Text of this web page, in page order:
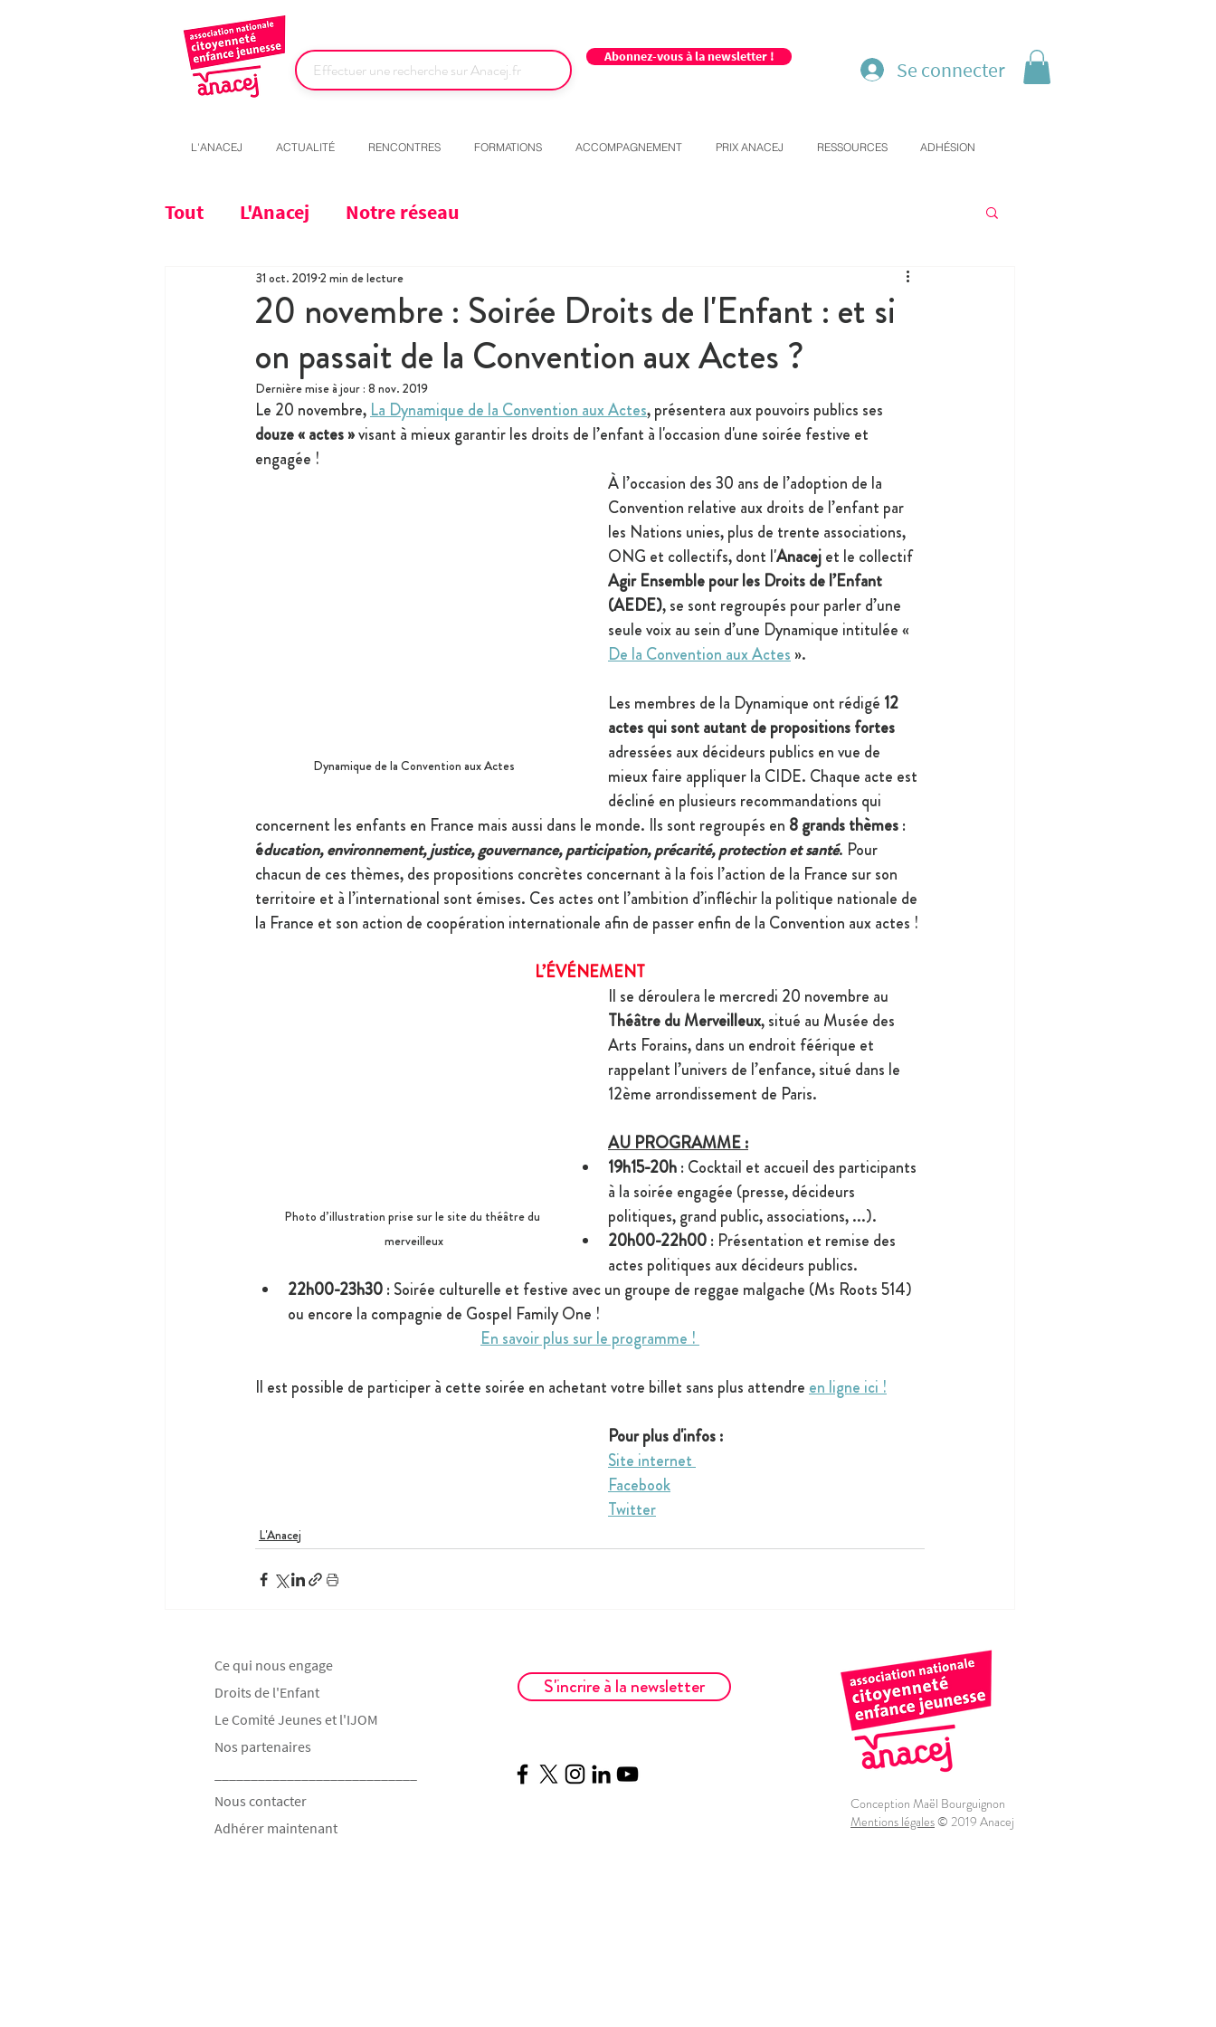
Abonnez-vous à la newsletter !
Se connecter
L'ANACEJ ACTUALITÉ RENCONTRES FORMATIONS ACCOMPAGNEMENT PRIX ANACEJ RESSOURCES ADHÉSION
Tout L'Anacej Notre réseau
20 novembre : Soirée Droits de l'Enfant : et si
on passait de la Convention aux Actes ?
31 oct. 20192 min de lecture
Dernière mise à jour : 8 nov. 2019
Le 20 novembre, La Dynamique de la Convention aux Actes, présentera aux pouvoirs publics ses
douze « actes » visant à mieux garantir les droits de l’enfant à l'occasion d'une soirée festive et
engagée !
Dynamique de la Convention aux Actes
À l’occasion des 30 ans de l’adoption de la
Convention relative aux droits de l’enfant par
les Nations unies, plus de trente associations,
ONG et collectifs, dont l'Anacej et le collectif
Agir Ensemble pour les Droits de l’Enfant
(AEDE), se sont regroupés pour parler d’une
seule voix au sein d’une Dynamique intitulée «
De la Convention aux Actes ».
Les membres de la Dynamique ont rédigé 12
actes qui sont autant de propositions fortes
adressées aux décideurs publics en vue de
mieux faire appliquer la CIDE. Chaque acte est
décliné en plusieurs recommandations qui
concernent les enfants en France mais aussi dans le monde. Ils sont regroupés en 8 grands thèmes :
éducation, environnement, justice, gouvernance, participation, précarité, protection et santé. Pour
chacun de ces thèmes, des propositions concrètes concernant à la fois l’action de la France sur son
territoire et à l’international sont émises. Ces actes ont l’ambition d’infléchir la politique nationale de
la France et son action de coopération internationale afin de passer enfin de la Convention aux actes !
L’ÉVÉNEMENT
Photo d’illustration prise sur le site du théâtre du
merveilleux
Il se déroulera le mercredi 20 novembre au
Théâtre du Merveilleux, situé au Musée des
Arts Forains, dans un endroit féérique et
rappelant l’univers de l’enfance, situé dans le
12ème arrondissement de Paris.
AU PROGRAMME :
19h15-20h : Cocktail et accueil des participants
à la soirée engagée (presse, décideurs
politiques, grand public, associations, ...).
20h00-22h00 : Présentation et remise des
actes politiques aux décideurs publics.
22h00-23h30 : Soirée culturelle et festive avec un groupe de reggae malgache (Ms Roots 514)
ou encore la compagnie de Gospel Family One !
En savoir plus sur le programme !
Il est possible de participer à cette soirée en achetant votre billet sans plus attendre en ligne ici !
Pour plus d'infos :
Site internet
Facebook
Twitter
L'Anacej
Ce qui nous engage
Droits de l'Enfant
Le Comité Jeunes et l'IJOM
Nos partenaires
Nous contacter
Adhérer maintenant
S'incrire à la newsletter
Conception Maël Bourguignon
Mentions légales© 2019 Anacej